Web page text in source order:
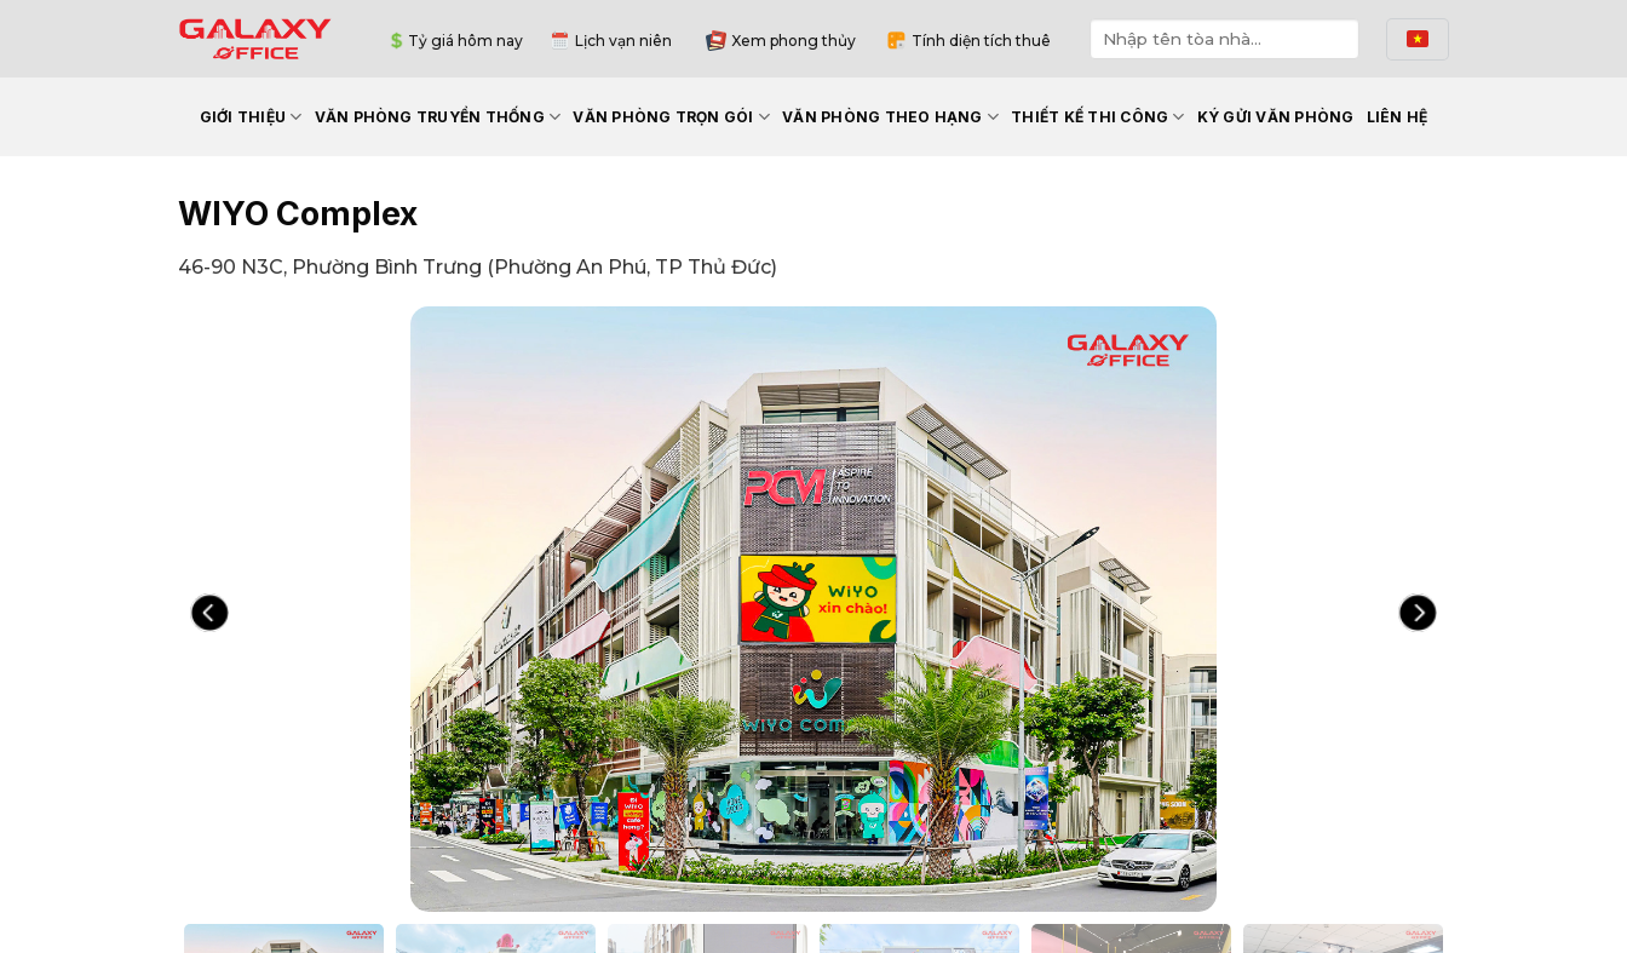
Tỷ giá hôm nay Lịch vạn niên Xem phong thủy Tính diện tích thuê
GIỚI THIỆU VĂN PHÒNG TRUYỀN THỐNG VĂN PHÒNG TRỌN GÓI VĂN PHÒNG THEO HẠNG THIẾT KẾ THI CÔNG KÝ GỬI VĂN PHÒNG LIÊN HỆ
WIYO Complex
46-90 N3C, Phường Bình Trưng (Phường An Phú, TP Thủ Đức)